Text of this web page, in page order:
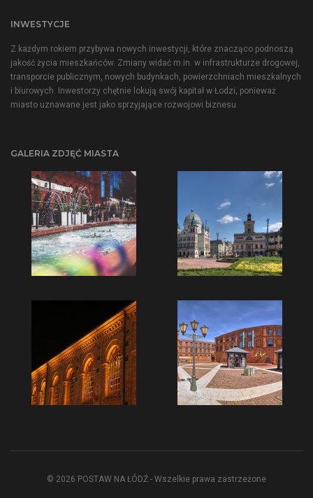
INWESTYCJE
Z każdym rokiem przybywa nowych inwestycji, które znacząco podnoszą
jakość życia mieszkańców. Zmiany widać m.in. w infrastrukturze drogowej,
transporcie publicznym, nowych budynkach, powierzchniach mieszkalnych
i biurowych. Inwestorzy chętnie lokują swój kapitał w Łodzi, ponieważ
miasto uznawane jest jako sprzyjające rozwojowi biznesu.
GALERIA ZDJĘĆ MIASTA
© 2026 POSTAW NA ŁÓDŹ - Wszelkie prawa zastrzeżone